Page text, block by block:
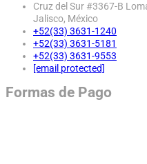
Cruz del Sur #3367-B
Jalisco, México
+52(33) 3631-1240
+52(33) 3631-5181
+52(33) 3631-9553
[email protected]
Formas de Pago